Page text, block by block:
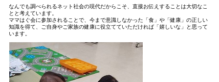
なんでも調べられるネット社会の現代だからこそ、直接お伝えすることは大切なこ
とと考えています。
ママはぐ会に参加されることで、今まで意識しなかった「食」や「健康」の正しい
知識を得て、ご自身やご家族の健康に役立てていただければ「嬉しいな」と思って
います。